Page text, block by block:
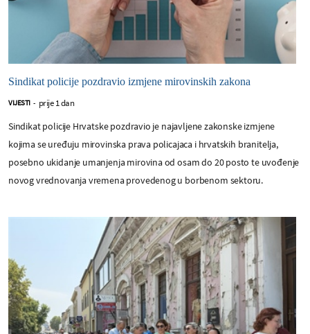
Sindikat policije pozdravio izmjene mirovinskih zakona
VIJESTI - prije 1 dan
Sindikat policije Hrvatske pozdravio je najavljene zakonske izmjene
kojima se uređuju mirovinska prava policajaca i hrvatskih branitelja,
posebno ukidanje umanjenja mirovina od osam do 20 posto te uvođenje
novog vrednovanja vremena provedenog u borbenom sektoru.